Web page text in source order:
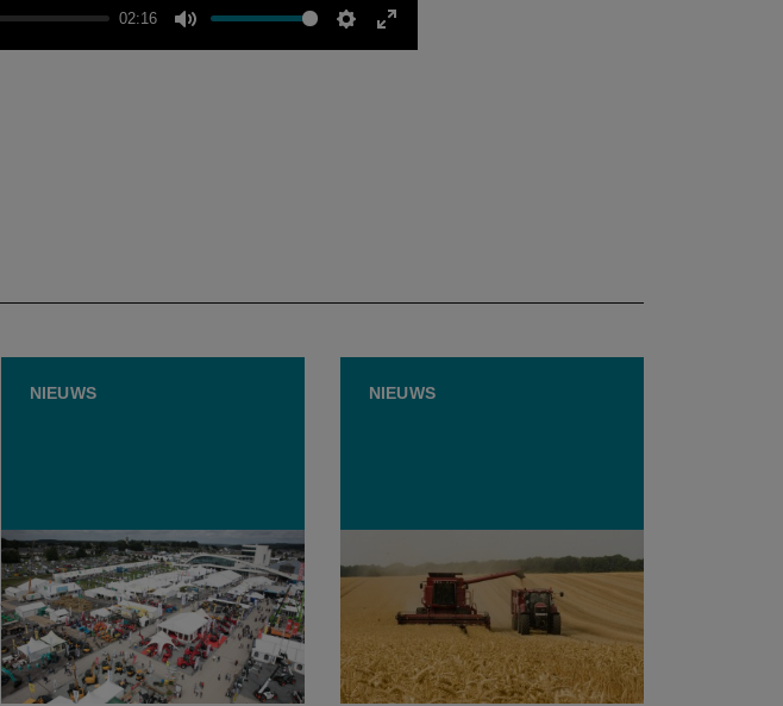
02:16
Mute Settings
Enter
NIEUWS
Beurs van Libramont maakt
jonge landbouwers warm voor
de toekomst
23 JULI 2026
NIEUWS
Een nieuw record: "Tarwe nog
nooit zo vroeg geoogst"
13 JULI 2026